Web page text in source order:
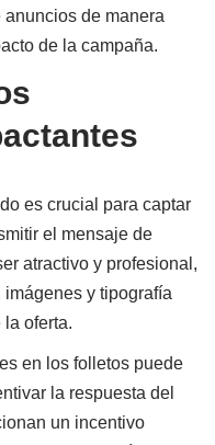
de manera
de la campaña.
es crucial para captar
el mensaje de
atractivo y profesional,
y tipografía
oferta.
en los folletos puede
la respuesta del
un incentivo